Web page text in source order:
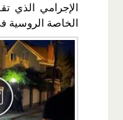
الإجرامي الذي
الخاصة الروسية